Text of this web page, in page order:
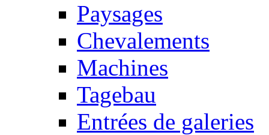
Paysages
Chevalements
Machines
Tagebau
Entrées de galeries